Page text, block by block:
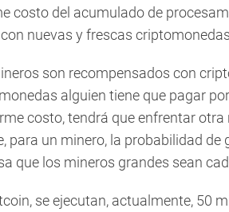
costo del acumulado de
nuevas y frescas
son recompensados con
alguien tiene que pagar
costo, tendrá que enfrentar
para un minero, la probabilidad
que los mineros grandes sean
se ejecutan, actualmente, 50